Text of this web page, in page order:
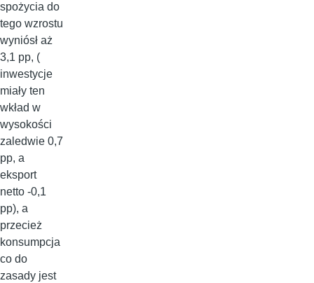
spożycia do
tego wzrostu
wyniósł aż
3,1 pp, (
inwestycje
miały ten
wkład w
wysokości
zaledwie 0,7
pp, a
eksport
netto -0,1
pp), a
przecież
konsumpcja
co do
zasady jest